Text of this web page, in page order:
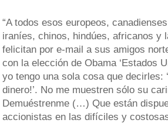
“A todos esos europeos,
iraníes, chinos, hindúes, africanos y
felicitan por e-mail a sus amigos
con la elección de Obama ‘Estados
yo tengo una sola cosa que decirles:
dinero!’. No me muestren sólo su
Demuéstrenme (…) Que están
accionistas en las difíciles y